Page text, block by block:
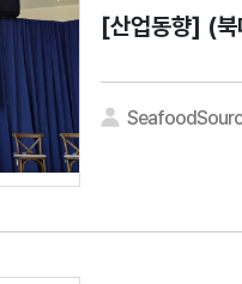
[산업동향] (